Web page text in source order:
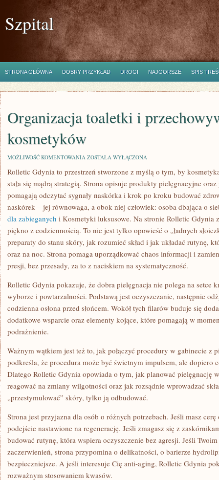
Szpital
STRONA GŁÓWNA DOBRY PRZYKŁAD DROGI NAJGORSZE SPIS
Organizacja toaletki i
kosmetyków
MOŻLIWOŚĆ KOMENTOWANIA ORGANIZACJA
I
KOSMETYKÓW
ZOSTAŁA WYŁĄCZONA
Rolletic Gdynia to przestrzeń stworzone z myślą o tym, by
stała się mądrą strategią. Strona opisuje produkty pielęgnacyjne
pomagają odczytać sygnały naskórka i krok po kroku budować
naskórek – jej równowaga, a obok niej człowiek: osoba dbająca o
dla zabieganych i Kosmetyki luksusowe. Na stronie Rolletic Gdynia
piękno z codziennością. To nie jest tylko opowieść o „ładnych
preparaty do stanu skóry, jak rozumieć skład i jak układać rutynę,
oraz na noc. Strona pomaga uporządkować chaos informacji i
presji, bez przesady, za to z naciskiem na systematyczność.
Rolletic Gdynia pokazuje, że dobra pielęgnacja nie polega na setce
wyborze i powtarzalności. Podstawą jest oczyszczanie, następnie
codzienna osłona przed słońcem. Wokół tych filarów buduje się
dodatkowe wsparcie oraz elementy kojące, które pomagają w
podrażnienie.
Ważnym wątkiem jest też to, jak połączyć procedury w gabinecie z
podkreśla, że procedura może być świetnym impulsem, ale
Dlatego Rolletic Gdynia opowiada o tym, jak planować pielęgnację
reagować na zmiany wilgotności oraz jak rozsądnie wprowadzać
„przestymulować” skóry, tylko ją odbudować.
Strona jest przyjazna dla osób o różnych potrzebach. Jeśli masz
podejście nastawione na regenerację. Jeśli zmagasz się z
budować rutynę, która wspiera oczyszczenie bez agresji. Jeśli
zaczerwienień, strona przypomina o delikatności, o barierze
bezpieczniejsze. A jeśli interesuje Cię anti-aging, Rolletic Gdynia
rozważnym stosowaniem kwasów.